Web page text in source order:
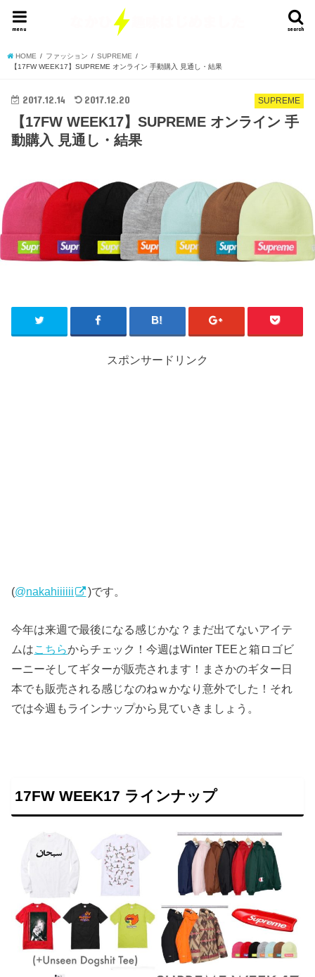
search
menu
HOME ファッション
SUPREME
【17FW WEEK17】SUPREME オンライン 手動購入 見通し・結果
SUPREME
2017.12.14 2017.12.20
【17FW WEEK17】SUPREME オンライン 手
動購入 見通し・結果
スポンサードリンク
(@nakahiiiiii )です。
今年は来週で最後になる感じかな？まだ出てないアイテ
ムはこちらからチェック！今週はWinter TEEと箱ロゴビ
ーニーそしてギターが販売されます！まさかのギター日
本でも販売される感じなのねｗかなり意外でした！それ
では今週もラインナップから見ていきましょう。
17FW WEEK17 ラインナップ